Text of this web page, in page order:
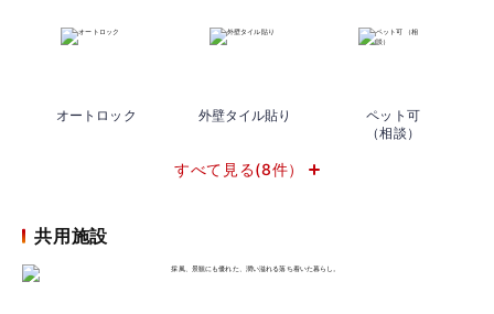
オートロック 外壁タイル貼り
ペット可
（相談）
すべて見る(8件）
共用施設